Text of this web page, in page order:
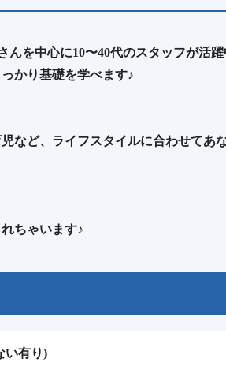
を中心に10〜40代のスタッフが活
かり基礎を学べます♪
など、ライフスタイルに合わせてあ
ちゃいます♪
い有り)